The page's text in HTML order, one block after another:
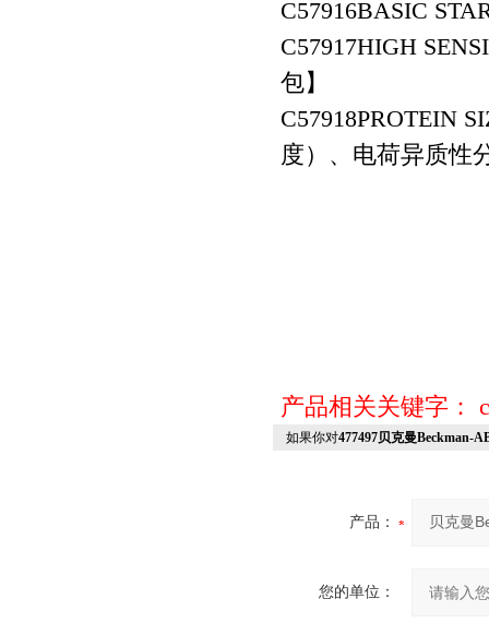
C57916BASIC
C57917HIGH
包】
C57918PROTEIN
度）、电荷异质性
产品相关关键字：
如果你对477497贝克曼Beckman-
产品：
您的单位：